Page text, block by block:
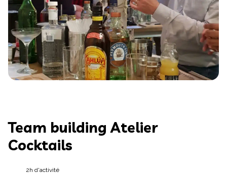
Team building Atelier
Cocktails
2h d'activité